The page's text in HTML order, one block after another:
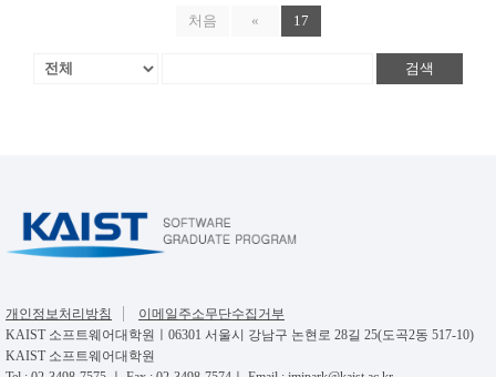
처음 « 17
검색
개인정보처리방침
이메일주소무단수집거부
KAIST 소프트웨어대학원ㅣ06301 서울시 강남구 논현로 28길 25(도곡2동 517-10)
KAIST 소프트웨어대학원